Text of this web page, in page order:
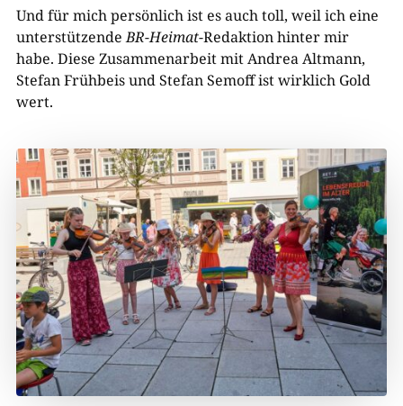
Und für mich persönlich ist es auch toll, weil ich eine
unterstützendeBR-Heimat-Redaktion hinter mir
habe. Diese Zusammenarbeit mit Andrea Altmann,
Stefan Frühbeis und Stefan Semoff ist wirklich Gold
wert.